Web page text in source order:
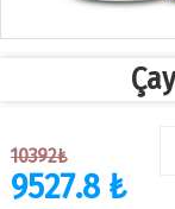
10392₺
9527.8 ₺